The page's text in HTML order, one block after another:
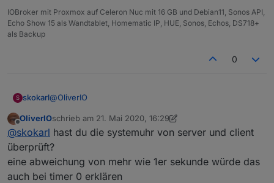
IOBroker mit Proxmox auf Celeron Nuc mit 16 GB und Debian11, Sonos API,
Echo Show 15 als Wandtablet, Homematic IP, HUE, Sonos, Echos, DS718+
als Backup
0
S skokarl@OliverIO
guck mal das zweite Widget, selbe Problem auch bei
Null, also 0.
Ich schreibe über mein Blockly eine 0 in den DP cmd.
Dann start.... dann startet er die 0 + 1 ....denke da
stimmt was in der Übertragung vom String in cmd nicht.
Offline
OliverIOschrieb am 21. Mai 2020, 16:29
zuletzt editiert von OliverIO
@skokarl hast du die systemuhr von server und client
überprüft?
eine abweichung von mehr wie 1er sekunde würde das
auch bei timer 0 erklären